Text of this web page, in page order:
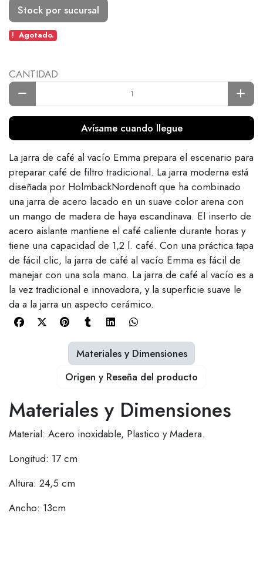
Stock por sucursal
Agotado.
CANTIDAD
Avísame cuando llegue
La jarra de café al vacío Emma prepara el escenario para
preparar café de filtro tradicional. La jarra moderna está
diseñada por HolmbäckNordenoft que ha combinado
una jarra de acero lacado en un suave color arena con
un mango de madera de haya escandinava. El inserto de
acero aislante mantiene el café caliente durante horas y
tiene una capacidad de 1,2 l. café. Con una práctica tapa
de fácil clic, la jarra de café al vacío Emma es fácil de
manejar con una sola mano. La jarra de café al vacío es a
la vez tradicional e innovadora, y la superficie suave le
da a la jarra un aspecto cerámico.
Materiales y Dimensiones
Material: Acero inoxidable, Plastico y Madera.
Longitud: 17 cm
Altura: 24,5 cm
Ancho: 13cm
Materiales y Dimensiones
Origen y Reseña del producto